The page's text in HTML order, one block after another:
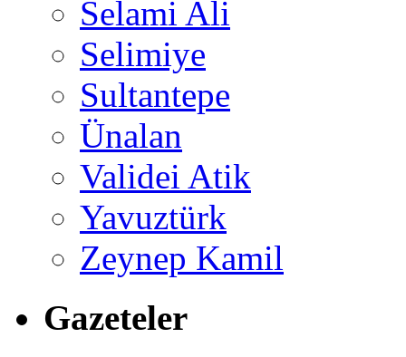
Selami Ali
Selimiye
Sultantepe
Ünalan
Validei Atik
Yavuztürk
Zeynep Kamil
Gazeteler